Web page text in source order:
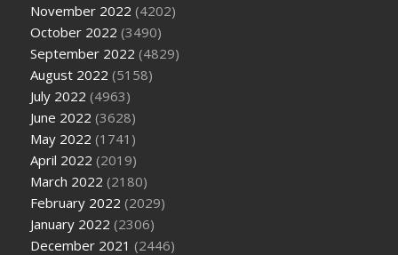
November 2022 (4202)
October 2022 (3490)
September 2022 (4829)
August 2022 (5158)
July 2022 (4963)
June 2022 (3628)
May 2022 (1741)
April 2022 (2019)
March 2022 (2180)
February 2022 (2029)
January 2022 (2306)
December 2021 (2446)